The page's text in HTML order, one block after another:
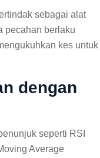
sebagai alat
pecahan berlaku
kes untuk
dengan
seperti RSI
Average